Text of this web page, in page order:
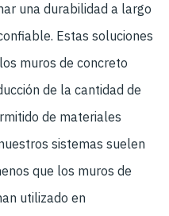
una durabilidad a largo
Estas soluciones
muros de concreto
de la cantidad de
de materiales
sistemas suelen
que los muros de
utilizado en